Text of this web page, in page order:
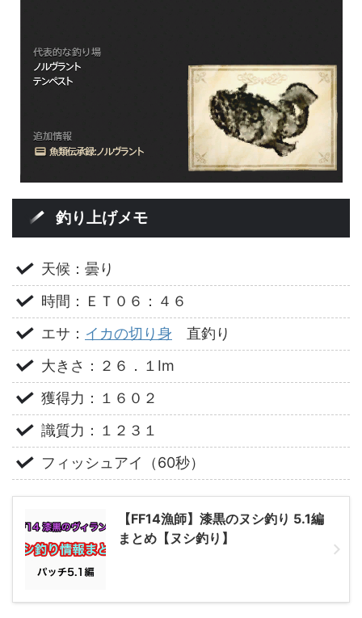
釣り上げメモ
天候：曇り
時間：ＥＴ０６：４６
エサ： イカの切り身 直釣り
大きさ：２６．１Im
獲得力：１６０２
識質力：１２３１
フィッシュアイ（60秒）
【FF14漁師】漆黒のヌシ釣り 5.1編
まとめ【ヌシ釣り】